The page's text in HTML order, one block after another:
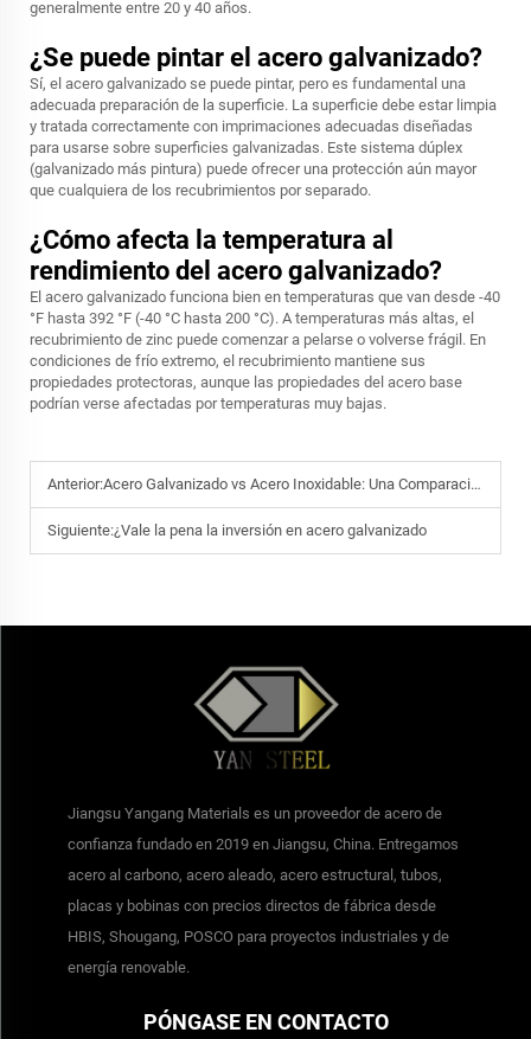
generalmente entre 20 y 40 años.
¿Se puede pintar el acero galvanizado?
Sí, el acero galvanizado se puede pintar, pero es fundamental una
adecuada preparación de la superficie. La superficie debe estar limpia
y tratada correctamente con imprimaciones adecuadas diseñadas
para usarse sobre superficies galvanizadas. Este sistema dúplex
(galvanizado más pintura) puede ofrecer una protección aún mayor
que cualquiera de los recubrimientos por separado.
¿Cómo afecta la temperatura al
rendimiento del acero galvanizado?
El acero galvanizado funciona bien en temperaturas que van desde -40
°F hasta 392 °F (-40 °C hasta 200 °C). A temperaturas más altas, el
recubrimiento de zinc puede comenzar a pelarse o volverse frágil. En
condiciones de frío extremo, el recubrimiento mantiene sus
propiedades protectoras, aunque las propiedades del acero base
podrían verse afectadas por temperaturas muy bajas.
Anterior:Acero Galvanizado vs Acero Inoxidable: Una Comparación Completa
Siguiente:¿Vale la pena la inversión en acero galvanizado
Jiangsu Yangang Materials es un proveedor de acero de
confianza fundado en 2019 en Jiangsu, China. Entregamos
acero al carbono, acero aleado, acero estructural, tubos,
placas y bobinas con precios directos de fábrica desde
HBIS, Shougang, POSCO para proyectos industriales y de
energía renovable.
PÓNGASE EN CONTACTO